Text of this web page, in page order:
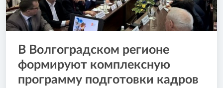
В Волгоградском регионе
формируют комплексную
программу подготовки кадров